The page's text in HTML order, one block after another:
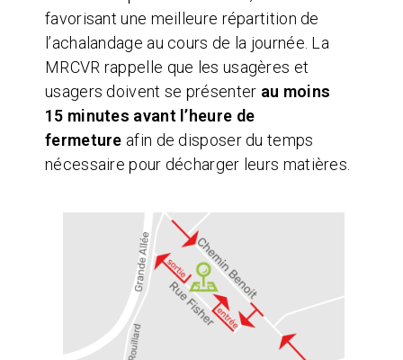
favorisant une meilleure répartition de
l’achalandage au cours de la journée. La
MRCVR rappelle que les usagères et
usagers doivent se présenter au moins
15 minutes avant l’heure de
fermeture afin de disposer du temps
nécessaire pour décharger leurs matières.